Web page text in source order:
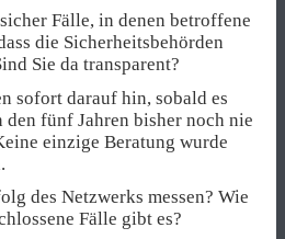
Fälle, in denen betroffene
die Sicherheitsbehörden
Sie da transparent?
sofort darauf hin, sobald es
fünf Jahren bisher noch nie
einzige Beratung wurde
des Netzwerks messen? Wie
Fälle gibt es?